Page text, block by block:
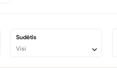
Sudėtis
Visi